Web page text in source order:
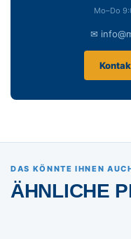
Mo–Do
✉
DAS KÖNNTE IHNEN
ÄHNLICHE